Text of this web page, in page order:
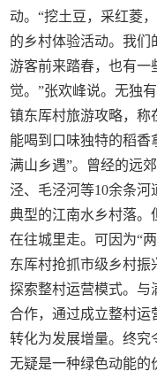
动。“挖土豆，采红菱
的乡村体验活动。我们
游客前来踏春，也有一
觉。”张欢峰说。无独
镇东厍村旅游攻略，称
能喝到口味独特的稻香
满山乡遇”。曾经的远
泾、毛泾河等10余条
典型的江南水乡村落。
在往城里走。可因为“
东厍村抢抓市级乡村振
探索整村运营模式。与
合作，通过成立整村运
转化为发展增量。终究
无疑是一种绿色动能的